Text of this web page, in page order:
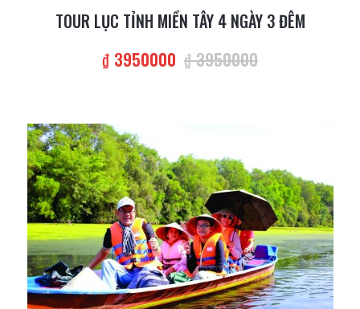
TOUR LỤC TỈNH MIỀN TÂY 4 NGÀY 3 ĐÊM
₫ 3950000 ₫ 3950000